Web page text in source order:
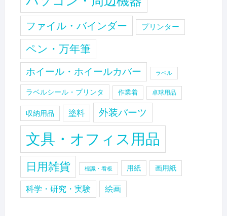
ファイル・バインダー プリンター
ペン・万年筆
ホイール・ホイールカバー ラベル
ラベルシール・プリンタ 作業着 卓球用品
収納用品 塗料 外装パーツ
文具・オフィス用品
日用雑貨 標識・看板 用紙 画用紙
科学・研究・実験 絵画